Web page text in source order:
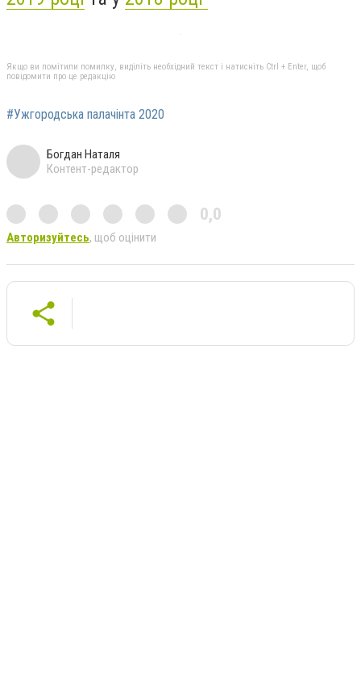
Якщо ви помітили помилку, виділіть необхідний текст і натисніть Ctrl + Enter, щоб
повідомити про це редакцію
#Ужгородська палачінта 2020
Богдан Наталя
Контент-редактор
0,0
Авторизуйтесь, щоб оцінити